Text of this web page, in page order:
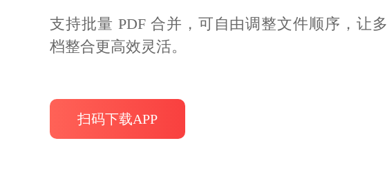
支持按页码范围、固定页数、文件大小、目录、
页面等拆分方式，多种拆分模式覆盖全场景需求。
扫码下载APP